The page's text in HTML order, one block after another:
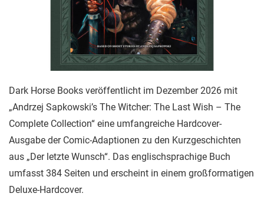
Dark Horse Books veröffentlicht im Dezember 2026 mit
„Andrzej Sapkowski’s The Witcher: The Last Wish – The
Complete Collection“ eine umfangreiche Hardcover-
Ausgabe der Comic-Adaptionen zu den Kurzgeschichten
aus „Der letzte Wunsch“. Das englischsprachige Buch
umfasst 384 Seiten und erscheint in einem großformatigen
Deluxe-Hardcover.